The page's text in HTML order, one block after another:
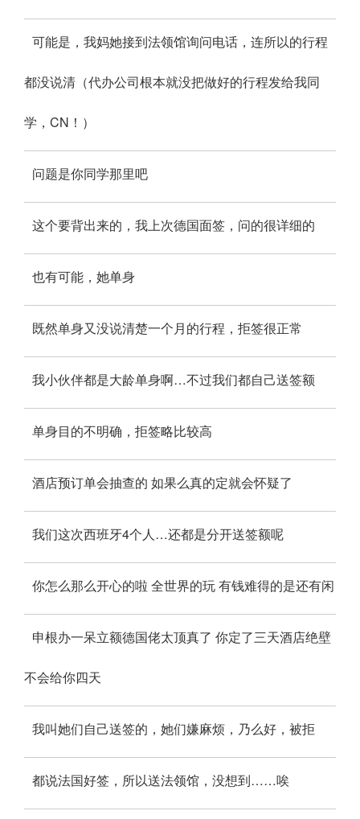
可能是，我妈她接到法领馆询问电话，连所以的行程
都没说清（代办公司根本就没把做好的行程发给我同
学，CN！）
问题是你同学那里吧
这个要背出来的，我上次德国面签，问的很详细的
也有可能，她单身
既然单身又没说清楚一个月的行程，拒签很正常
我小伙伴都是大龄单身啊…不过我们都自己送签额
单身目的不明确，拒签略比较高
酒店预订单会抽查的 如果么真的定就会怀疑了
我们这次西班牙4个人…还都是分开送签额呢
你怎么那么开心的啦 全世界的玩 有钱难得的是还有闲
申根办一呆立额德国佬太顶真了 你定了三天酒店绝壁
不会给你四天
我叫她们自己送签的，她们嫌麻烦，乃么好，被拒
都说法国好签，所以送法领馆，没想到……唉